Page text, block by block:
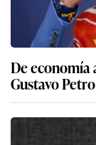
De economía
Gustavo